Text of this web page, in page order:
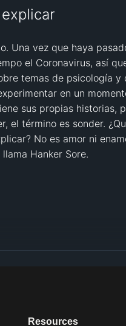
Una vez que haya
el Coronavirus, así
temas de psicología y
en un
sus propias historias,
el término es sonder.
No es amor ni
Hanker Sore.
Resources